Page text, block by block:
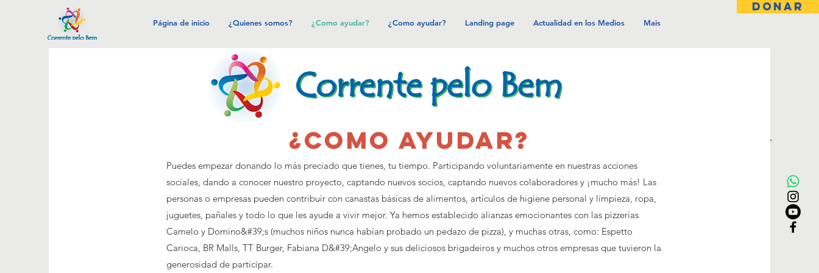
DONAR
Página de inicio ¿Quienes somos? ¿Como ayudar? ¿Como ayudar? Landing page Actualidad en los Medios Mais
¿Como ayudar?
Puedes empezar donando lo más preciado que tienes, tu tiempo. Participando voluntariamente en nuestras acciones
sociales, dando a conocer nuestro proyecto, captando nuevos socios, captando nuevos colaboradores y ¡mucho más! Las
personas o empresas pueden contribuir con canastas básicas de alimentos, artículos de higiene personal y limpieza, ropa,
juguetes, pañales y todo lo que les ayude a vivir mejor. Ya hemos establecido alianzas emocionantes con las pizzerías
Camelo y Domino&#39;s (muchos niños nunca habían probado un pedazo de pizza), y muchas otras, como: Espetto
Carioca, BR Malls, TT Burger, Fabiana D&#39;Angelo y sus deliciosos brigadeiros y muchos otros empresas que tuvieron la
generosidad de participar.